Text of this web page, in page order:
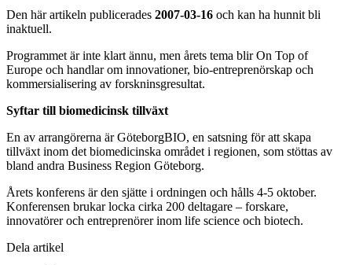
Den här artikeln publicerades 2007-03-16 och kan ha hunnit bli
inaktuell.
Programmet är inte klart ännu, men årets tema blir On Top of
Europe och handlar om innovationer, bio-entreprenörskap och
kommersialisering av forskninsgresultat.
Syftar till biomedicinsk tillväxt
En av arrangörerna är GöteborgBIO, en satsning för att skapa
tillväxt inom det biomedicinska området i regionen, som stöttas av
bland andra Business Region Göteborg.
Årets konferens är den sjätte i ordningen och hålls 4-5 oktober.
Konferensen brukar locka cirka 200 deltagare – forskare,
innovatörer och entreprenörer inom life science och biotech.
Dela artikel